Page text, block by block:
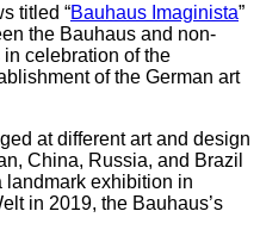
titled “Bauhaus Imaginista”
the Bauhaus and non-
celebration of the
of the German art
at different art and design
China, Russia, and Brazil
landmark exhibition in
in 2019, the Bauhaus’s